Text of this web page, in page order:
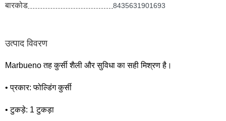
बारकोड
8435631901693
उत्पाद विवरण
Marbueno तह कुर्सी शैली और सुविधा का सही मिश्रण है।
• प्रकार: फोल्डिंग कुर्सी
• टुकड़े: 1 टुकड़ा